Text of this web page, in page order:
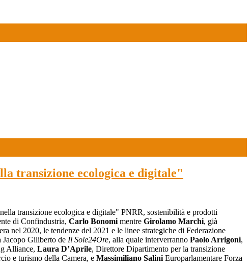
transizione ecologica e digitale"
transizione ecologica e digitale" PNRR, sostenibilità e prodotti
di Confindustria, Carlo Bonomi mentre Girolamo Marchi, già
nel 2020, le tendenze del 2021 e le linee strategiche di Federazione
Jacopo Giliberto de Il Sole24Ore, alla quale interverranno Paolo Arrigoni,
Alliance, Laura D’Aprile, Direttore Dipartimento per la transizione
e turismo della Camera, e Massimiliano Salini Europarlamentare Forza